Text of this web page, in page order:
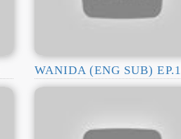
WANIDA (ENG SUB)